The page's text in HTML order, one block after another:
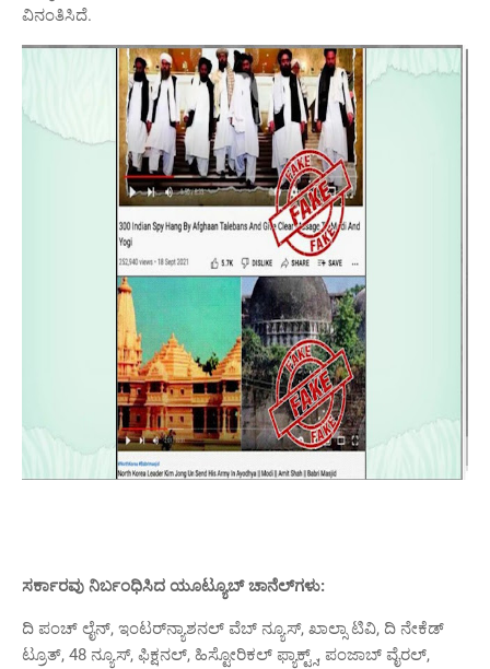
ವಿನಂತಿಸಿದೆ.
ಸರ್ಕಾರವು ನಿರ್ಬಂಧಿಸಿದ ಯೂಟ್ಯೂಬ್ ಚಾನೆಲ್‌ಗಳು:
ದಿ ಪಂಚ್ ಲೈನ್, ಇಂಟರ್‌ನ್ಯಾಶನಲ್ ವೆಬ್ ನ್ಯೂಸ್, ಖಾಲ್ಸಾ ಟಿವಿ, ದಿ ನೇಕೆಡ್
ಟ್ರೂತ್, 48 ನ್ಯೂಸ್, ಫಿಕ್ಷನಲ್, ಹಿಸ್ಟೋರಿಕಲ್ ಫ್ಯಾಕ್ಟ್ಸ್‌, ಪಂಜಾಬ್ ವೈರಲ್,